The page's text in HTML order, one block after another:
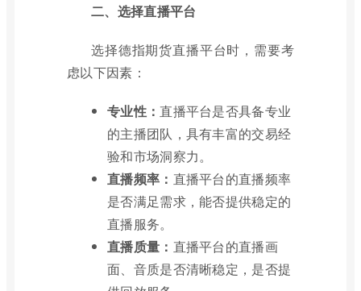
二、选择直播平台
选择德指期货直播平台时，需要考
虑以下因素：
专业性： 直播平台是否具备专业
的主播团队，具有丰富的交易经
验和市场洞察力。
直播频率： 直播平台的直播频率
是否满足需求，能否提供稳定的
直播服务。
直播质量： 直播平台的直播画
面、音质是否清晰稳定，是否提